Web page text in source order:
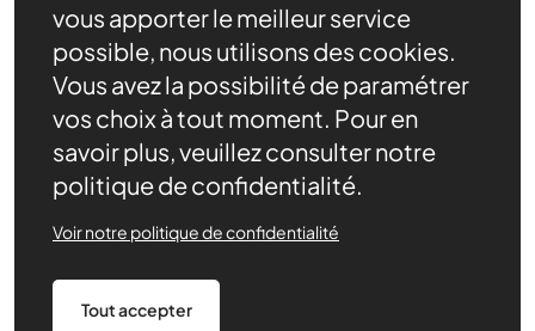
Adhérer
Se documenter
Nos partenaires
Nous trouver
Mentions légales
vous apporter le meilleur service
possible, nous utilisons des cookies.
Vous avez la possibilité de paramétrer
vos choix à tout moment. Pour en
savoir plus, veuillez consulter notre
politique de confidentialité.
Tout accepter
Voir notre politique de confidentialité